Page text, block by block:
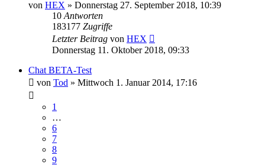
von HEX » Donnerstag 27. September 2018, 10:39
10 Antworten
183177 Zugriffe
Letzter Beitrag von HEX
Donnerstag 11. Oktober 2018, 09:33
Chat BETA-Test
von Tod » Mittwoch 1. Januar 2014, 17:16
1
…
6
7
8
9